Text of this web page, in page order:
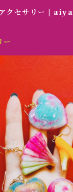
クセサリー | aiya
ー